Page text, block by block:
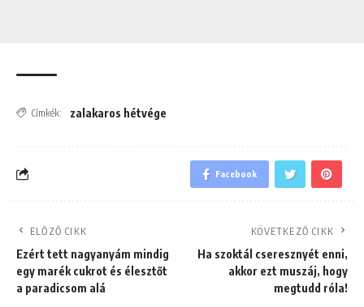
Címkék: zalakaros hétvége
Facebook
ELŐZŐ CIKK
Ezért tett nagyanyám mindig
egy marék cukrot és élesztőt
a paradicsom alá
KÖVETKEZŐ CIKK
Ha szoktál cseresznyét enni,
akkor ezt muszáj, hogy
megtudd róla!